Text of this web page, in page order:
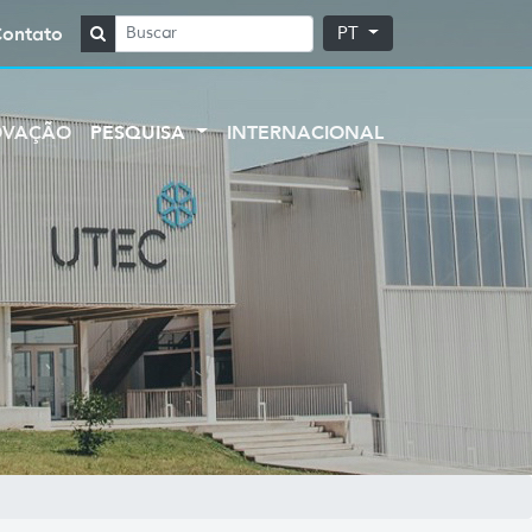
PT
PESQUISA INTERNACIONAL